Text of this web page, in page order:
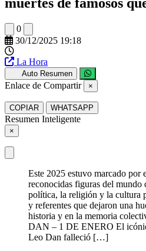
0
30/12/2025 19:18
La Hora
Auto Resumen
Enlace de Compartir ×
COPIAR WHATSAPP
Resumen Inteligente
×
Este 2025 estuvo marcado por
reconocidas figuras del mundo
política, la religión y la cultura
y referentes que dejaron una
historia y en la memoria
DAN – 1 DE ENERO El
Leo Dan falleció […]